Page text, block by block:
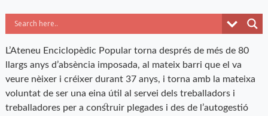
L’Ateneu Enciclopèdic Popular torna després de més de 80
llargs anys d’absència imposada, al mateix barri que el va
veure nèixer i créixer durant 37 anys, i torna amb la mateixa
voluntat de ser una eina útil al servei dels treballadors i
treballadores per a construir plegades i des de l’autogestió